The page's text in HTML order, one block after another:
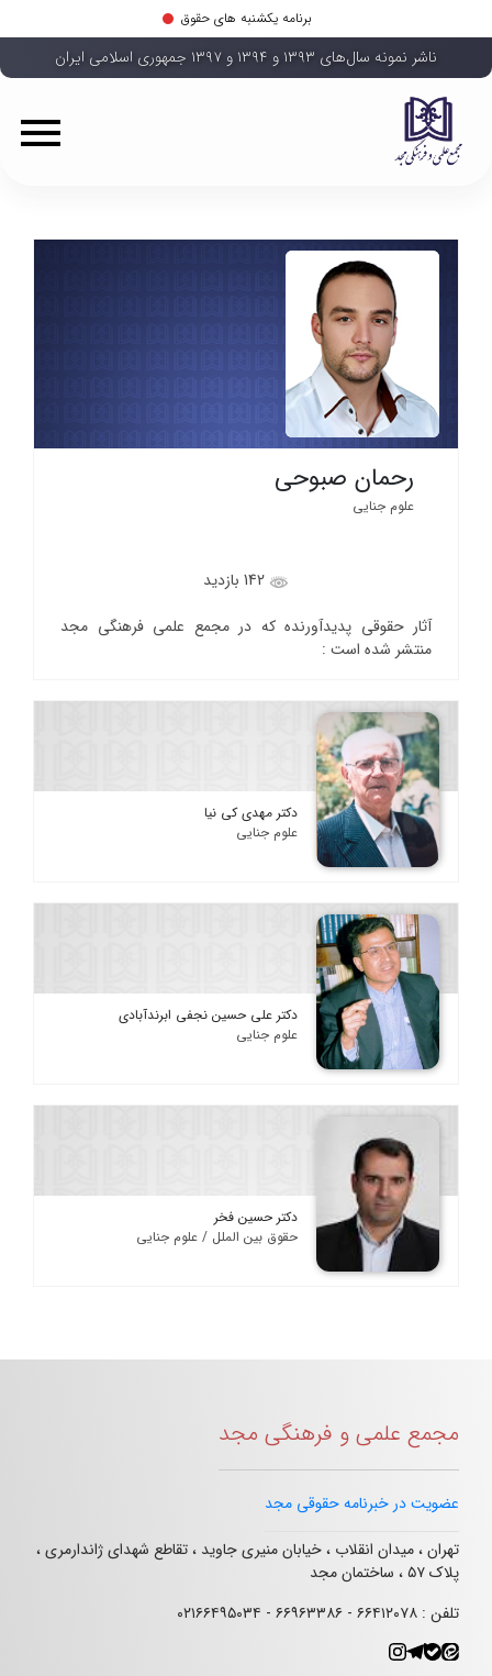
برنامه یکشنبه های حقوق
ناشر نمونه سال‌های ۱۳۹۳ و ۱۳۹۴ و ۱۳۹۷ جمهوری اسلامی ایران
رحمان صبوحی
علوم جنایی
آثار حقوقی پدیدآورنده که در مجمع علمی فرهنگی مجد
منتشر شده است :
دکتر مهدی کی نیا
علوم جنایی
دکتر علی حسین نجفی ابرندآبادی
علوم جنایی
دکتر حسین فخر
حقوق بین الملل / علوم جنایی
مجمع علمی و فرهنگی مجد
عضویت در خبرنامه حقوقی مجد
تهران ، میدان انقلاب ، خیابان منیری جاوید ، تقاطع شهدای ژاندارمری ،
پلاک ۵۷ ، ساختمان مجد
تلفن : ۶۶۴۱۲۰۷۸ - ۶۶۹۶۳۳۸۶ - ۰۲۱۶۶۴۹۵۰۳۴